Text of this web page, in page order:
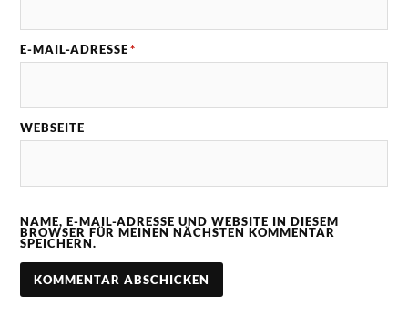
E-MAIL-ADRESSE *
WEBSEITE
NAME, E-MAIL-ADRESSE UND WEBSITE IN DIESEM
BROWSER FÜR MEINEN NÄCHSTEN KOMMENTAR
SPEICHERN.